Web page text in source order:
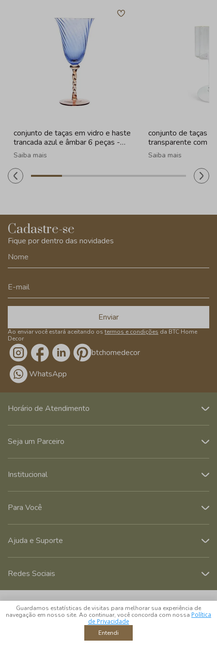
conjunto de taças em vidro e haste
trancada azul e âmbar 6 peças -
320ml
Saiba mais
conjunto de taças
transparente com
peças - 330ml
Saiba mais
Cadastre-se
Fique por dentro das novidades
Enviar
Ao enviar você estará aceitando os termos e condições da BTC Home
Decor
/btchomedecor
WhatsApp
Horário de Atendimento
Seja um Parceiro
Institucional
Para Você
Ajuda e Suporte
Redes Sociais
© 2026 CROSS COMERCIAL LTDA. Todos os direitos reservados.
CNPJ: 39.816.199/0001-66 - Rua Álvaro Rodrigues, 405 - Vila Cordeiro -
São Paulo - SP - CEP 04582-000
Guardamos estatísticas de visitas para melhorar sua experiência de
navegação em nosso site. Ao continuar, você concorda com nossa Política
de Privacidade
Entendi